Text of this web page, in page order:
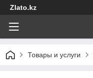
Zlato.kz
Товары и услуги